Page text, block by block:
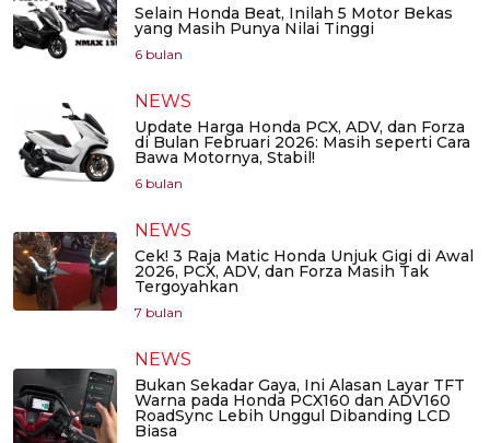
Selain Honda Beat, Inilah 5 Motor Bekas
yang Masih Punya Nilai Tinggi
6 bulan
NEWS
Update Harga Honda PCX, ADV, dan Forza
di Bulan Februari 2026: Masih seperti Cara
Bawa Motornya, Stabil!
6 bulan
NEWS
Cek! 3 Raja Matic Honda Unjuk Gigi di Awal
2026, PCX, ADV, dan Forza Masih Tak
Tergoyahkan
7 bulan
NEWS
Bukan Sekadar Gaya, Ini Alasan Layar TFT
Warna pada Honda PCX160 dan ADV160
RoadSync Lebih Unggul Dibanding LCD
Biasa